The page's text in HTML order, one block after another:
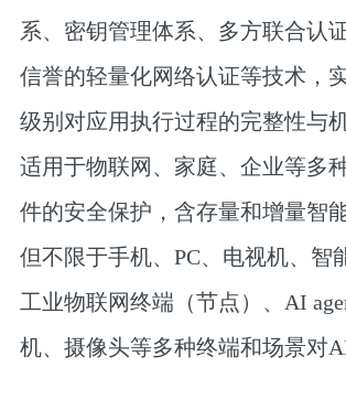
系、密钥管理体系、多方联合认
信誉的轻量化网络认证等技术，
级别对应用执行过程的完整性与
适用于物联网、家庭、企业等多
件的安全保护，含存量和增量智
但不限于手机、PC、电视机、智
工业物联网终端（节点）、AI
机、摄像头等多种终端和场景对